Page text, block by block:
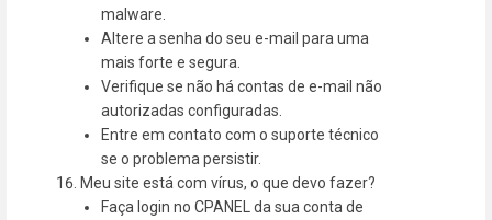
malware.
Altere a senha do seu e-mail para uma
mais forte e segura.
Verifique se não há contas de e-mail não
autorizadas configuradas.
Entre em contato com o suporte técnico
se o problema persistir.
Meu site está com vírus, o que devo fazer?
Faça login no CPANEL da sua conta de